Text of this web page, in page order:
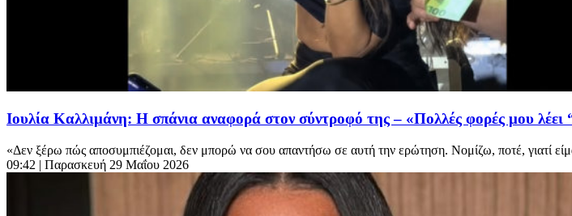
Ιουλία Καλλιμάνη: Η σπάνια αναφορά στον σύντροφό της – «Πολλές φορές μου λέει
«Δεν ξέρω πώς αποσυμπιέζομαι, δεν μπορώ να σου απαντήσω σε αυτή την ερώτηση. Νομίζω, ποτέ, γιατί
09:42 | Παρασκευή 29 Μαΐου 2026